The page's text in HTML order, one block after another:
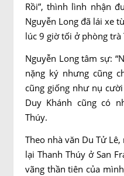
Rồi”, thình lình nhận
Nguyễn Long đã lái xe
lúc 9 giờ tối ở phòng trà
Nguyễn Long tâm sự:
nặng ký nhưng cũng
cũng giống như nụ
Duy Khánh cũng có
Thúy.
Theo nhà văn Du Tử
lại Thanh Thúy ở San
vãng thần tiên của